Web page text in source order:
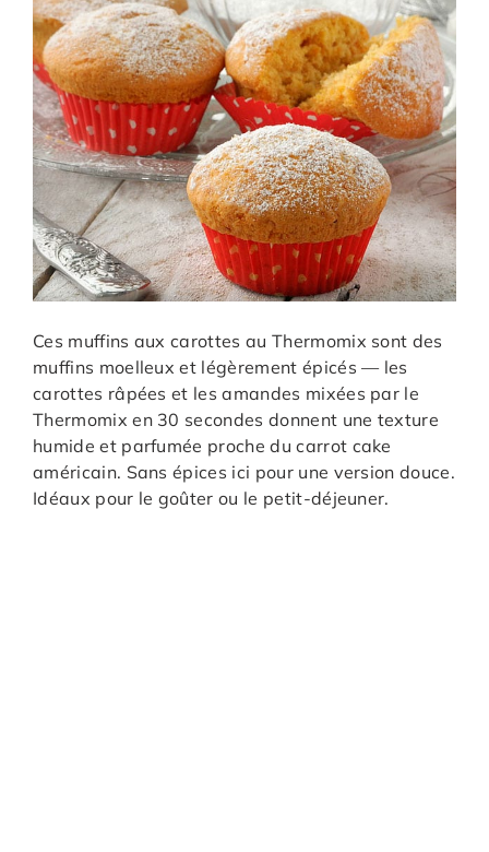
Ces muffins aux carottes au Thermomix sont des
muffins moelleux et légèrement épicés — les
carottes râpées et les amandes mixées par le
Thermomix en 30 secondes donnent une texture
humide et parfumée proche du carrot cake
américain. Sans épices ici pour une version douce.
Idéaux pour le goûter ou le petit-déjeuner.